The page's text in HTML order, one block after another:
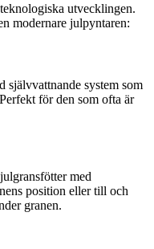
utvecklingen.
modernare julpyntaren:
självvattnande system som
för den som ofta är
med
position eller till och
granen.